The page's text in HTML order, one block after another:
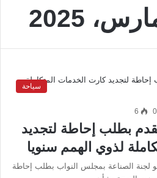
سياحة
0
6
بطلب إحاطة لتجديد
لذوي الهمم سنويا
لجنة الصناعة بمجلس النواب بطلب إحاطة